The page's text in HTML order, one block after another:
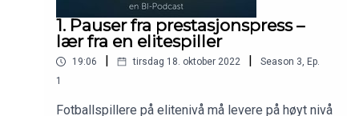
1. Pauser fra prestasjonspress –
lær fra en elitespiller
19:06 tirsdag 18. oktober 2022 Season 3, Ep.
1
Fotballspillere på elitenivå må levere på høyt nivå